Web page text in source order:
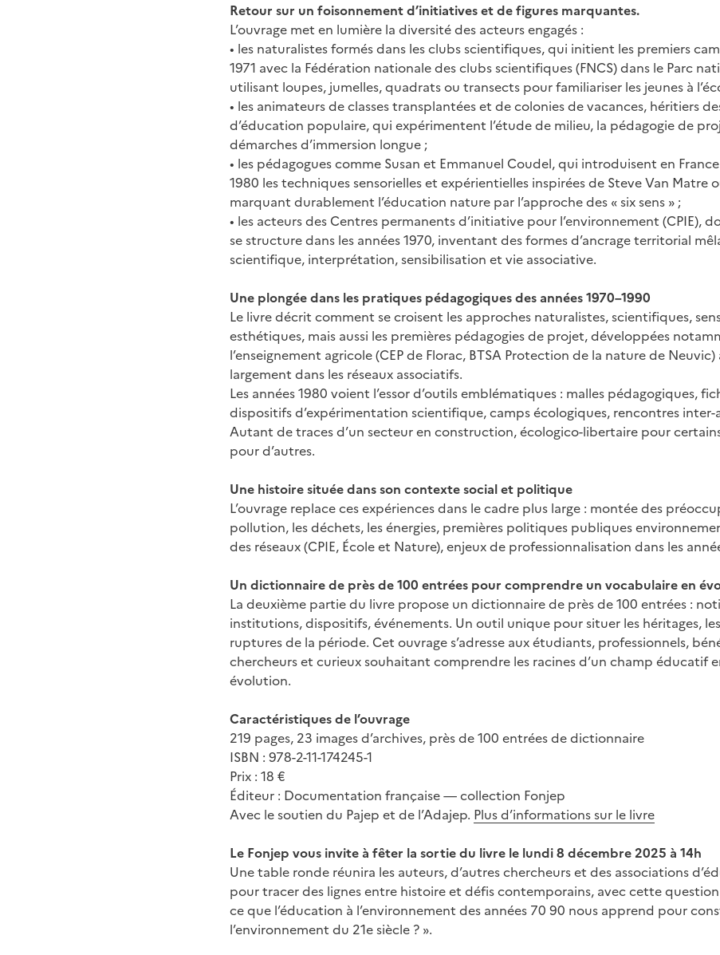
Retour sur un foisonnement d’initiatives et de figures marquantes.
L’ouvrage met en lumière la diversité des acteurs engagés :
• les naturalistes formés dans les clubs scientifiques, qui initient les premiers
1971 avec la Fédération nationale des clubs scientifiques (FNCS) dans le Parc
utilisant loupes, jumelles, quadrats ou transects pour familiariser les jeunes à
• les animateurs de classes transplantées et de colonies de vacances, héritiers
d’éducation populaire, qui expérimentent l’étude de milieu, la pédagogie de
démarches d’immersion longue ;
• les pédagogues comme Susan et Emmanuel Coudel, qui introduisent en
1980 les techniques sensorielles et expérientielles inspirées de Steve Van Matre
marquant durablement l’éducation nature par l’approche des « six sens » ;
• les acteurs des Centres permanents d’initiative pour l’environnement (CPIE),
se structure dans les années 1970, inventant des formes d’ancrage territorial
scientifique, interprétation, sensibilisation et vie associative.
Une plongée dans les pratiques pédagogiques des années 1970–1990
Le livre décrit comment se croisent les approches naturalistes, scientifiques,
esthétiques, mais aussi les premières pédagogies de projet, développées
l’enseignement agricole (CEP de Florac, BTSA Protection de la nature de
largement dans les réseaux associatifs.
Les années 1980 voient l’essor d’outils emblématiques : malles pédagogiques,
dispositifs d’expérimentation scientifique, camps écologiques, rencontres inter-
Autant de traces d’un secteur en construction, écologico-libertaire pour
pour d’autres.
Une histoire située dans son contexte social et politique
L’ouvrage replace ces expériences dans le cadre plus large : montée des
pollution, les déchets, les énergies, premières politiques publiques
des réseaux (CPIE, École et Nature), enjeux de professionnalisation dans les
Un dictionnaire de près de 100 entrées pour comprendre un vocabulaire en
La deuxième partie du livre propose un dictionnaire de près de 100 entrées :
institutions, dispositifs, événements. Un outil unique pour situer les héritages,
ruptures de la période. Cet ouvrage s’adresse aux étudiants, professionnels,
chercheurs et curieux souhaitant comprendre les racines d’un champ éducatif
évolution.
Caractéristiques de l’ouvrage
219 pages, 23 images d’archives, près de 100 entrées de dictionnaire
ISBN : 978-2-11-174245-1
Prix : 18 €
Éditeur : Documentation française — collection Fonjep
Avec le soutien du Pajep et de l’Adajep. Plus d’informations sur le livre
Le Fonjep vous invite à fêter la sortie du livre le lundi 8 décembre 2025 à 14h
Une table ronde réunira les auteurs, d’autres chercheurs et des associations
pour tracer des lignes entre histoire et défis contemporains, avec cette question
ce que l’éducation à l’environnement des années 70 90 nous apprend pour
l’environnement du 21e siècle ? ».